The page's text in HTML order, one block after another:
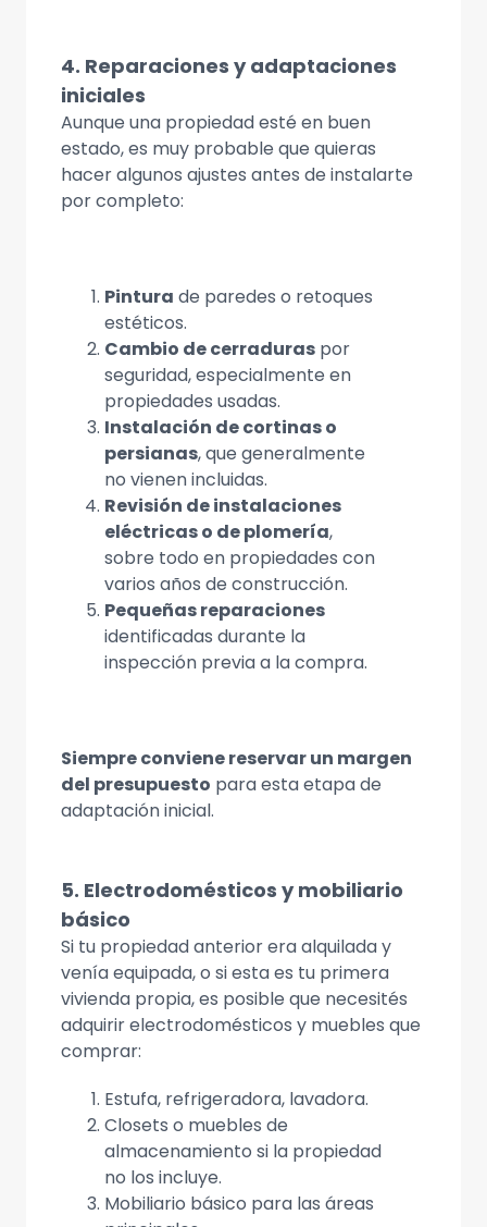
4. Reparaciones y adaptaciones
iniciales
Aunque una propiedad esté en buen
estado, es muy probable que quieras
hacer algunos ajustes antes de instalarte
por completo:
Pintura de paredes o retoques
estéticos.
Cambio de cerraduras por
seguridad, especialmente en
propiedades usadas.
Instalación de cortinas o
persianas, que generalmente
no vienen incluidas.
Revisión de instalaciones
eléctricas o de plomería,
sobre todo en propiedades con
varios años de construcción.
Pequeñas reparaciones
identificadas durante la
inspección previa a la compra.
Siempre conviene reservar un margen
del presupuesto para esta etapa de
adaptación inicial.
5. Electrodomésticos y mobiliario
básico
Si tu propiedad anterior era alquilada y
venía equipada, o si esta es tu primera
vivienda propia, es posible que necesités
adquirir electrodomésticos y muebles que
comprar:
Estufa, refrigeradora, lavadora.
Closets o muebles de
almacenamiento si la propiedad
no los incluye.
Mobiliario básico para las áreas